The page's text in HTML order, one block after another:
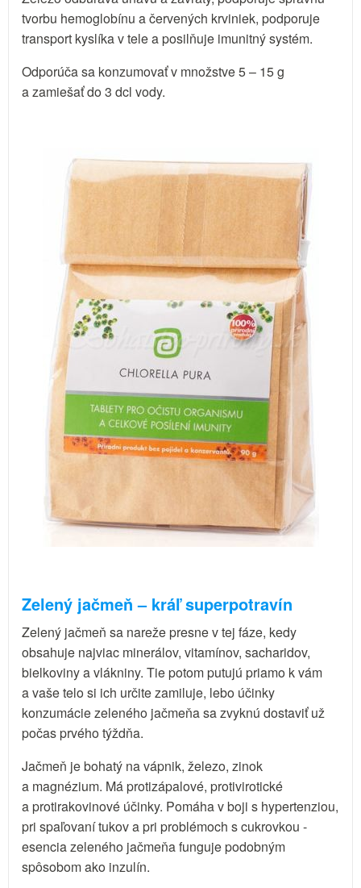
tvorbu hemoglobínu a červených krviniek, podporuje
transport kyslíka v tele a posilňuje imunitný systém.
Odporúča sa konzumovať v množstve 5 – 15 g
a zamiešať do 3 dcl vody.
Zelený jačmeň – kráľ superpotravín
Zelený jačmeň sa nareže presne v tej fáze, kedy
obsahuje najviac minerálov, vitamínov, sacharidov,
bielkoviny a vlákniny. Tie potom putujú priamo k vám
a vaše telo si ich určite zamiluje, lebo účinky
konzumácie zeleného jačmeňa sa zvyknú dostaviť už
počas prvého týždňa.
Jačmeň je bohatý na vápnik, železo, zinok
a magnézium. Má protizápalové, protivirotické
a protirakovinové účinky. Pomáha v boji s hypertenziou,
pri spaľovaní tukov a pri problémoch s cukrovkou -
esencia zeleného jačmeňa funguje podobným
spôsobom ako inzulín.